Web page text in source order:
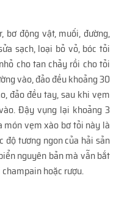
bơ động vật, muối, đường,
sạch, loại bỏ vỏ, bóc tỏi
cho tan chảy rồi cho tỏi
vào, đảo đều khoảng 30
đảo đều tay, sau khi vẹm
Đậy vụng lại khoảng 3
món vẹm xào bơ tỏi này là
độ tương ngon của hải sản
nguyên bản mà vẫn bắt
hoặc rượu.